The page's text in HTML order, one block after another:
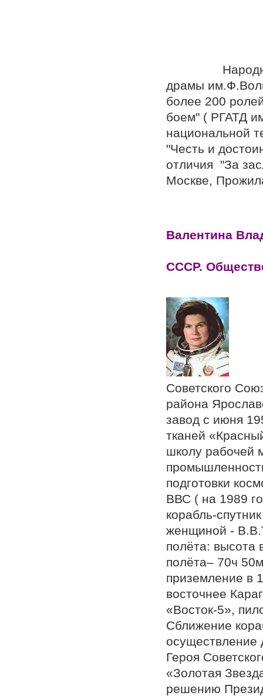
драмы
более 200
боем" (
национальной
"Честь и
отличия "За
Москве,
Валентина
CCCР.
Советского
района
завод с июня
тканей
школу рабочей
подготовки
ВВС ( на 1989
корабль-
женщиной -
полёта: высота
полёта– 70ч
приземление в
восточнее
«Восток-5»,
Сближение
осуществление
Героя
«Золотая
решению